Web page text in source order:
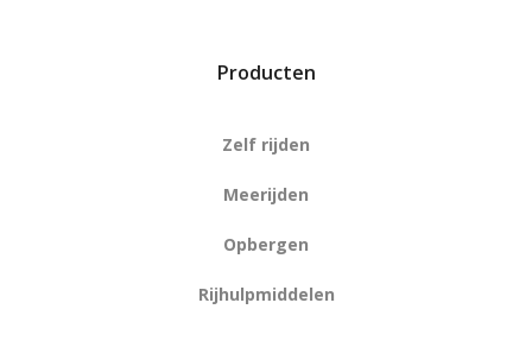
Producten
Zelf rijden
Meerijden
Opbergen
Rijhulpmiddelen